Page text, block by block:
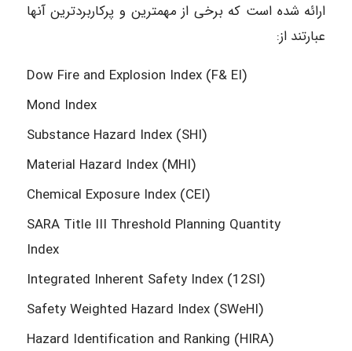
ارائه شده است که برخی از مهمترین و پرکاربردترین آنها
عبارتند از:
Dow Fire and Explosion Index (F& EI)
Mond Index
Substance Hazard Index (SHI)
Material Hazard Index (MHI)
Chemical Exposure Index (CEI)
SARA Title III Threshold Planning Quantity
Index
Integrated Inherent Safety Index (12SI)
Safety Weighted Hazard Index (SWeHI)
Hazard Identification and Ranking (HIRA)